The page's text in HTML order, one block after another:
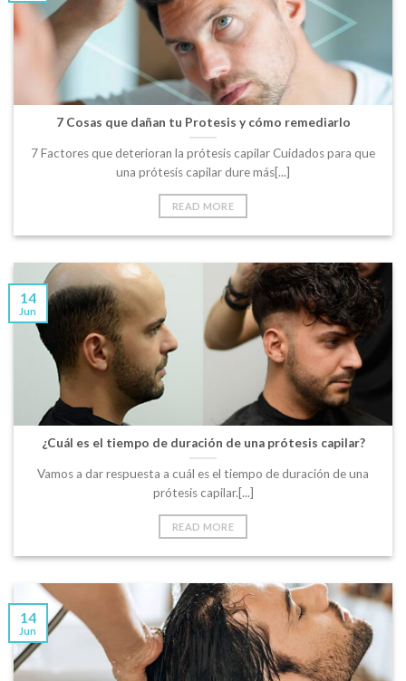
7 Cosas que dañan tu Protesis y cómo remediarlo
7 Factores que deterioran la prótesis capilar Cuidados para que
una prótesis capilar dure más[...]
READ MORE
¿Cuál es el tiempo de duración de una prótesis capilar?
Vamos a dar respuesta a cuál es el tiempo de duración de una
prótesis capilar.[...]
READ MORE
14
Jun
14
Jun